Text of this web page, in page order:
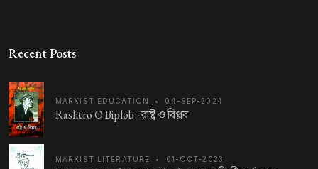
Recent Posts
MARXIST EDUCATION • 04-SEP-2024
Rashtro O Biplob -রাষ্ট্র ও বিপ্লব
MARXIST LITERATURE • 01-OCT-2023